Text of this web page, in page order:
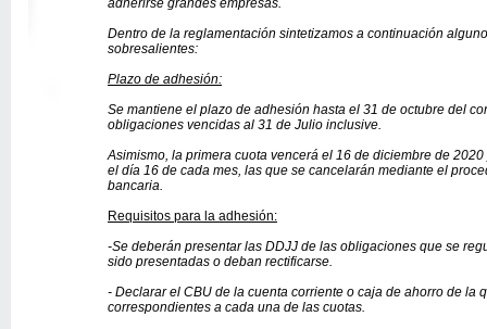
adherirse grandes empresas.
Dentro de la reglamentación sintetizamos a continuación
sobresalientes:
Plazo de adhesión:
Se mantiene el plazo de adhesión hasta el 31 de octubre del
obligaciones vencidas al 31 de Julio inclusive.
Asimismo, la primera cuota vencerá el 16 de diciembre de
el día 16 de cada mes, las que se cancelarán mediante el
bancaria.
Requisitos para la adhesión:
-Se deberán presentar las DDJJ de las obligaciones que se
sido presentadas o deban rectificarse.
- Declarar el CBU de la cuenta corriente o caja de ahorro de la
correspondientes a cada una de las cuotas.